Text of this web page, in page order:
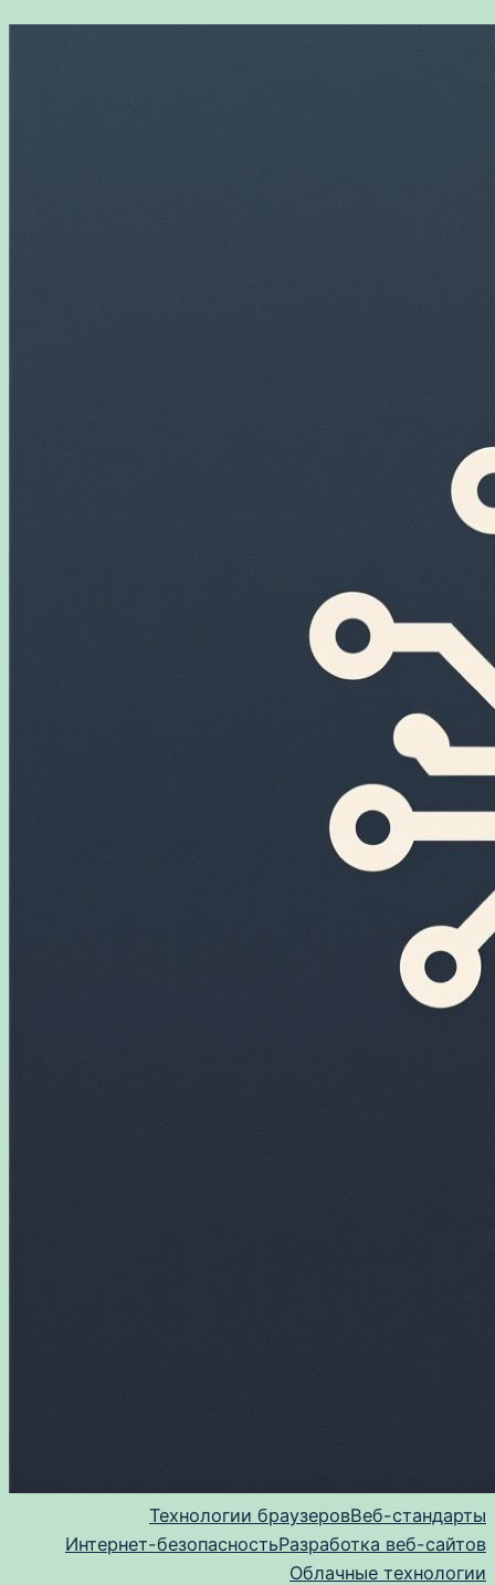
Перейти
Технологии браузеровВеб-стандарты
Интернет-безопасностьРазработка веб-сайтов
Облачные технологии